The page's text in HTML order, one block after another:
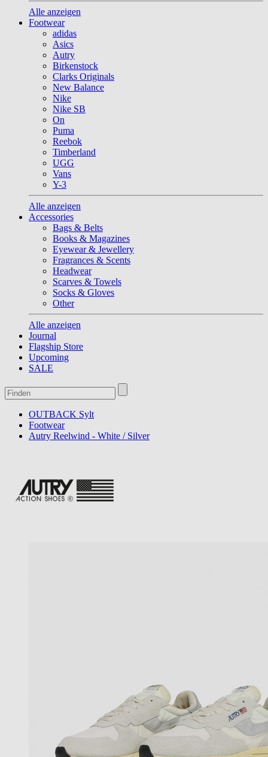
Alle anzeigen
Footwear
adidas
Asics
Autry
Birkenstock
Clarks Originals
New Balance
Nike
Nike SB
On
Puma
Reebok
Timberland
UGG
Vans
Y-3
Alle anzeigen
Accessories
Bags & Belts
Books & Magazines
Eyewear & Jewellery
Fragrances & Scents
Headwear
Scarves & Towels
Socks & Gloves
Other
Alle anzeigen
Journal
Flagship Store
Upcoming
SALE
OUTBACK Sylt
Footwear
Autry Reelwind - White / Silver